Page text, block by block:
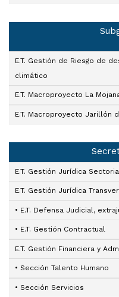
E.T. Gestión de Riesgo de
climático
E.T. Macroproyecto La
E.T. Macroproyecto Jarillón
E.T. Gestión Jurídica
E.T. Gestión Jurídica
• E.T. Defensa Judicial,
• E.T. Gestión Contractual
E.T. Gestión Financiera y
• Sección Talento Humano
• Sección Servicios